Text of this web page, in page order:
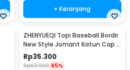
+ Keranjang
ZHENYUEQI Topi Baseball Bordir
New Style Jomant Katun Cap -
MZ085
Rp35.300
Rp63.900 45%